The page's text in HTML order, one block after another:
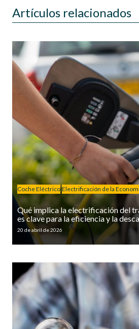
Artículos relacionados
Coche Eléctrico Electrificación de la
Qué implica la electrificación del
es clave para la eficiencia y la
20 de abril de 2026